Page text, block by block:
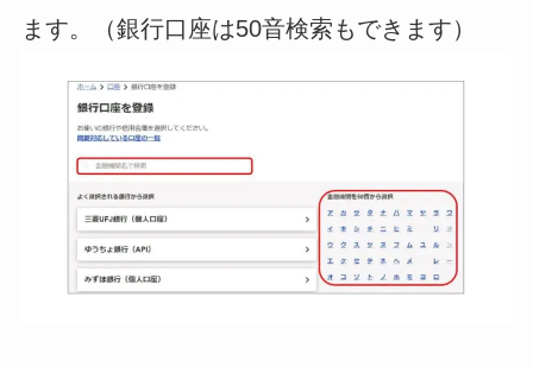
ます。（銀行口座は50音検索もできます）